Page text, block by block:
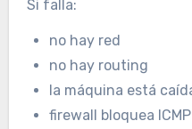
Si falla:
no hay red
no hay routing
la máquina está
firewall bloquea ICMP